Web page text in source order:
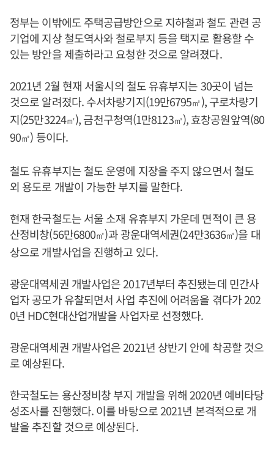
정부는 이밖에도 주택공급방안으로 지하철과 철도 관련 공
기업에 지상 철도역사와 철로부지 등을 택지로 활용할 수
있는 방안을 제출하라고 요청한 것으로 알려졌다.
2021년 2월 현재 서울시의 철도 유휴부지는 30곳이 넘는
것으로 알려졌다. 수서차량기지(19만6795㎡), 구로차량기
지(25만3224㎡), 금천구청역(1만8123㎡), 효창공원앞역(80
90㎡) 등이다.
철도 유휴부지는 철도 운영에 지장을 주지 않으면서 철도
외 용도로 개발이 가능한 부지를 말한다.
현재 한국철도는 서울 소재 유휴부지 가운데 면적이 큰 용
산정비창(56만6800㎡)과 광운대역세권(24만3636㎡)을 대
상으로 개발사업을 진행하고 있다.
광운대역세권 개발사업은 2017년부터 추진됐는데 민간사
업자 공모가 유찰되면서 사업 추진에 어려움을 겪다가 202
0년 HDC현대산업개발을 사업자로 선정했다.
광운대역세권 개발사업은 2021년 상반기 안에 착공할 것으
로 예상된다.
한국철도는 용산정비창 부지 개발을 위해 2020년 예비타당
성조사를 진행했다. 이를 바탕으로 2021년 본격적으로 개
발을 추진할 것으로 예상된다.